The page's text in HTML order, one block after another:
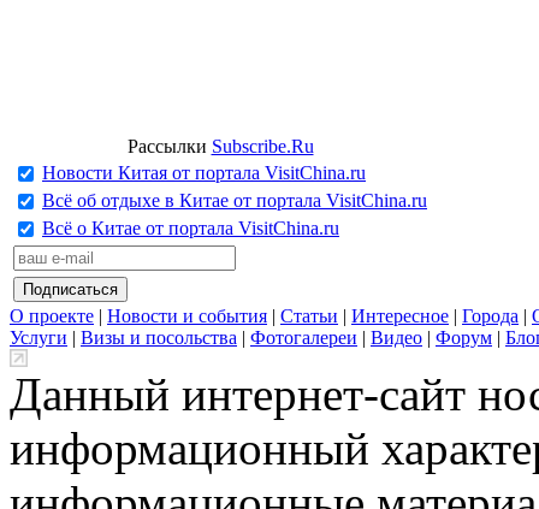
Рассылки Subscribe.Ru
Новости Китая от портала VisitChina.ru
Всё об отдыхе в Китае от портала VisitChina.ru
Всё о Китае от портала VisitChina.ru
О проекте | Новости и события | Статьи | Интересное | Города |
Услуги | Визы и посольства | Фотогалереи | Видео | Форум |
Данный интернет-сайт
информационный